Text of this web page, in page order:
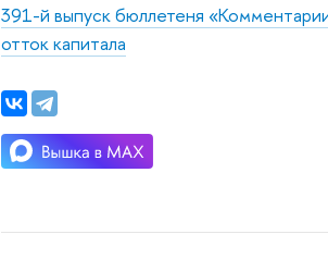
391-й выпуск бюллетеня
отток капитала